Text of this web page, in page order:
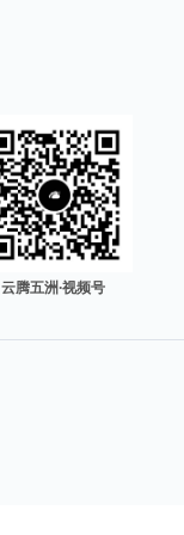
云腾五洲·视频号